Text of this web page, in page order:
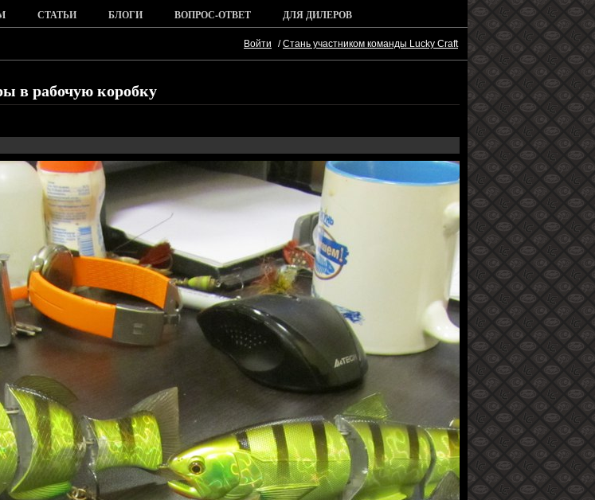
СТАТЬИ БЛОГИ ВОПРОС-ОТВЕТ ДЛЯ ДИЛЕРОВ
Войти /Стань участником команды Lucky Craft
в рабочую коробку